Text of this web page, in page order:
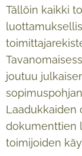
Tällöin kaikki
joutuu
Laadukkaiden
dokumenttien
toimijoiden